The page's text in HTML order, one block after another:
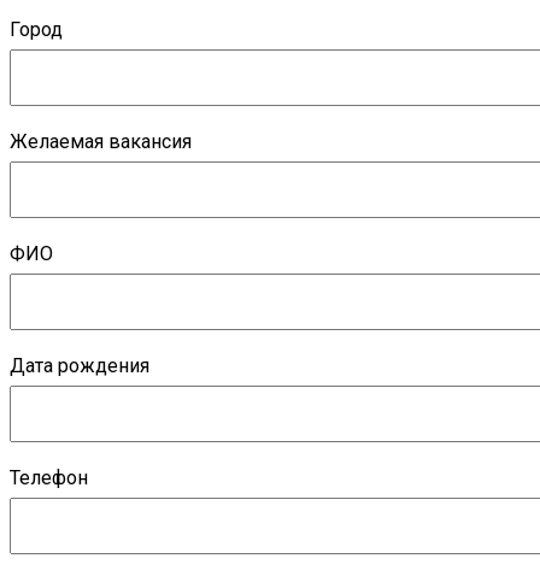
Город
Желаемая вакансия
ФИО
Дата рождения
Телефон